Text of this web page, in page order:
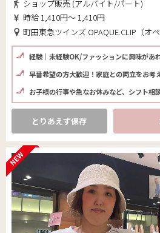
ショップ販売 (アルバイト/パート)
時給 1,410円～ 1,410円
町田東急ツインズ OPAQUE.CLIP（オペークドットク
経験｜未経験OK/ファッションに興味があ
早番希望の方大歓迎！家庭との両立をお考
お子様の行事や急なお休みなど、シフト相
とりあえず保存